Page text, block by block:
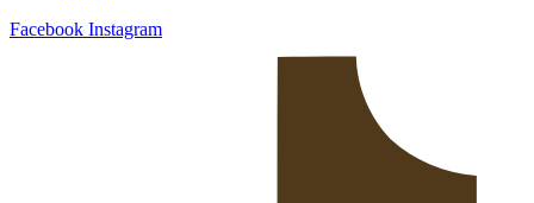
Facebook Instagram